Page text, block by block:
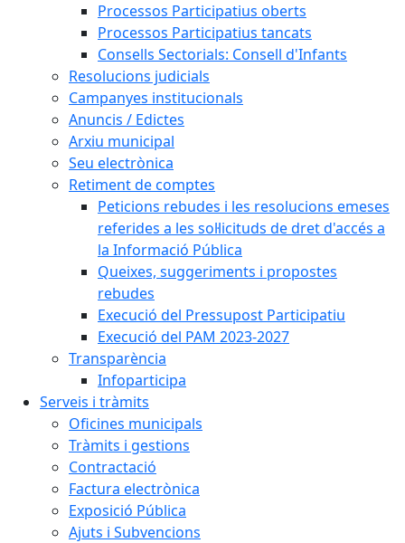
Processos Participatius oberts
Processos Participatius tancats
Consells Sectorials: Consell d'Infants
Resolucions judicials
Campanyes institucionals
Anuncis / Edictes
Arxiu municipal
Seu electrònica
Retiment de comptes
Peticions rebudes i les resolucions emeses
referides a les sol·licituds de dret d'accés a
la Informació Pública
Queixes, suggeriments i propostes
rebudes
Execució del Pressupost Participatiu
Execució del PAM 2023-2027
Transparència
Infoparticipa
Serveis i tràmits
Oficines municipals
Tràmits i gestions
Contractació
Factura electrònica
Exposició Pública
Ajuts i Subvencions